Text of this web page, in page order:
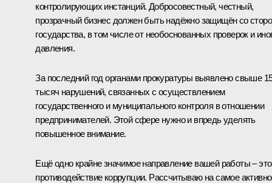
контролирующих инстанций. Добросовестный, честный,
прозрачный бизнес должен быть надёжно защищён со
государства, в том числе от необоснованных проверок и
давления.
За последний год органами прокуратуры выявлено свыше
тысяч нарушений, связанных с осуществлением
государственного и муниципального контроля в отношении
предпринимателей. Этой сфере нужно и впредь уделять
повышенное внимание.
Ещё одно крайне значимое направление вашей работы – это
противодействие коррупции. Рассчитываю на самое